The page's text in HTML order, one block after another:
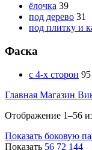
ёлочка 39
под дерево 31
под плитку и
Фаска
с 4-х сторон 95
Главная Магазин
Отображение 1–56
Показать боковую
Показать 56 72 144